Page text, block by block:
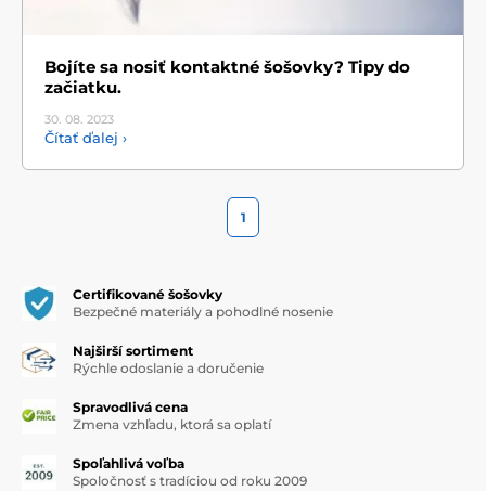
Bojíte sa nosiť kontaktné šošovky? Tipy do
začiatku.
30. 08. 2023
Čítať ďalej ›
1
Certifikované šošovky
Bezpečné materiály a pohodlné nosenie
Najširší sortiment
Rýchle odoslanie a doručenie
Spravodlivá cena
Zmena vzhľadu, ktorá sa oplatí
Spoľahlivá voľba
Spoločnosť s tradíciou od roku 2009